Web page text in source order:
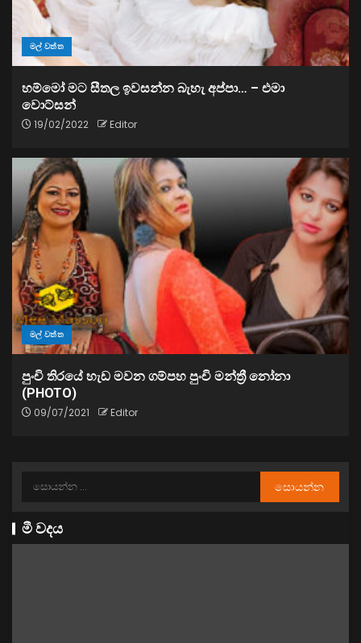
මල් වත්ත
හම්මෝ මට සීතල ඉවසන්න බැහැ අප්පා… – එමා
වොට්සන්
19/02/2022 Editor
මල් වත්ත
පුංචි තිරයේ හැඩ මවන ගම්පහ පුංචි මන්ත්‍රී නෝනා
(PHOTO)
09/07/2021 Editor
මී වදය